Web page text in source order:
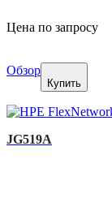
Цена по запросу
Обзор
Купить
JG519A